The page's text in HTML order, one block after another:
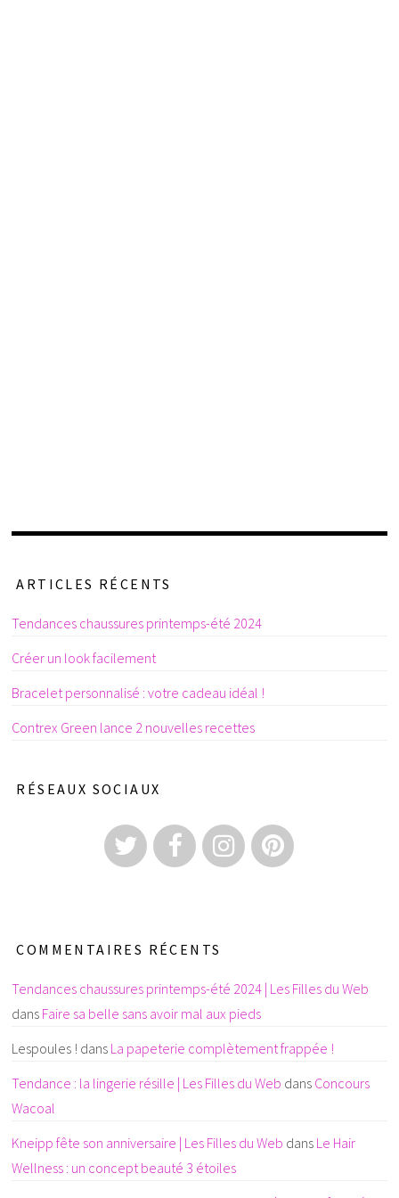
ARTICLES RÉCENTS
Tendances chaussures printemps-été 2024
Créer un look facilement
Bracelet personnalisé : votre cadeau idéal !
Contrex Green lance 2 nouvelles recettes
RÉSEAUX SOCIAUX
COMMENTAIRES RÉCENTS
Tendances chaussures printemps-été 2024 | Les Filles du Web
dans Faire sa belle sans avoir mal aux pieds
Lespoules ! dans La papeterie complètement frappée !
Tendance : la lingerie résille | Les Filles du Web dans Concours
Wacoal
Kneipp fête son anniversaire | Les Filles du Web dans Le Hair
Wellness : un concept beauté 3 étoiles